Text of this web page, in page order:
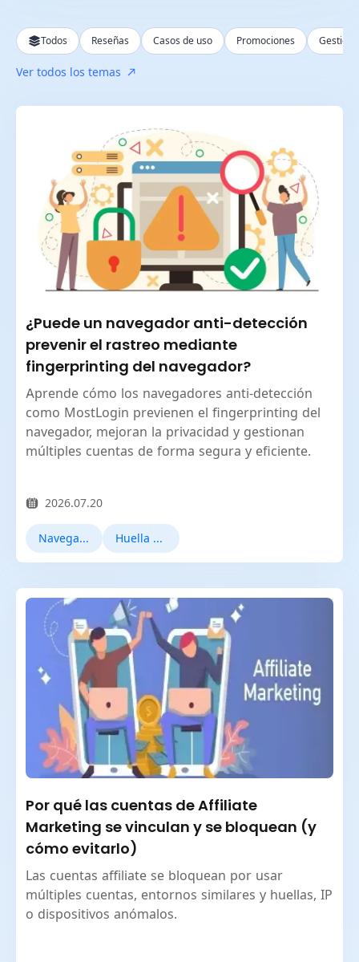
Últimas 24 horas
Última semana
Último mes
Todos Reseñas Casos de uso Promociones Gestión
Ver todos los temas
¿Puede un navegador anti-detección
prevenir el rastreo mediante
fingerprinting del navegador?
Aprende cómo los navegadores anti-detección
como MostLogin previenen el fingerprinting del
navegador, mejoran la privacidad y gestionan
múltiples cuentas de forma segura y eficiente.
2026.07.20
Navegadores antidetect Huella digital del navegador
Por qué las cuentas de Affiliate
Marketing se vinculan y se bloquean (y
cómo evitarlo)
Las cuentas affiliate se bloquean por usar
múltiples cuentas, entornos similares y huellas, IP
o dispositivos anómalos.